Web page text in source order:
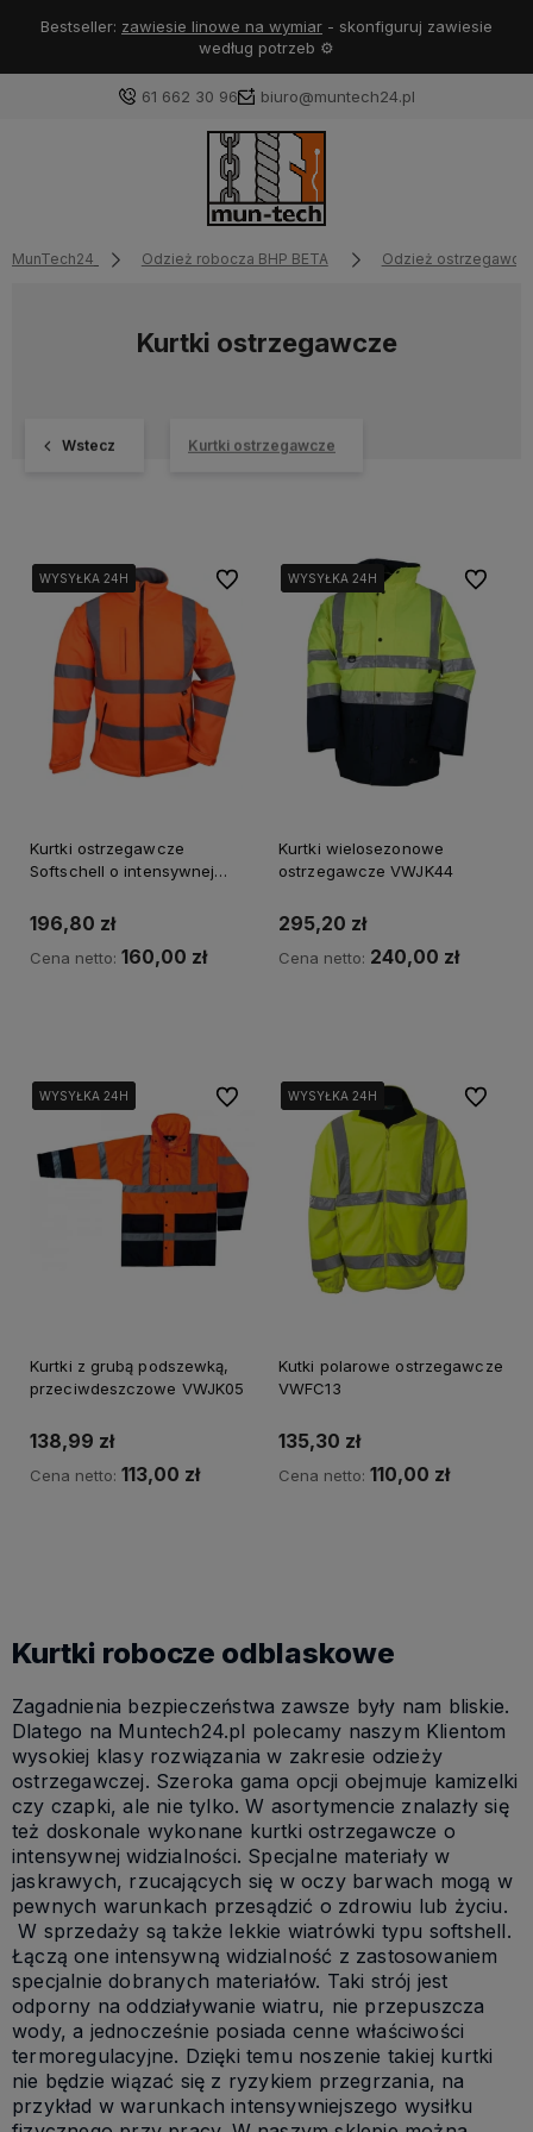
Bestseller: zawiesie linowe na wymiar - skonfiguruj zawiesie
według potrzeb ⚙️
61 662 30 96 biuro@muntech24.pl
MunTech24 Odzież robocza BHP BETA Odzież
Kurtki ostrzegawcze
Wstecz Kurtki ostrzegawcze
WYSYŁKA 24H
WYSYŁKA 24H
WYSYŁKA 24H
Kurtki ostrzegawcze
Softschell o intensywnej
196,80 zł
Cena netto: 160,00 zł
Do ulubionychWYSYŁKA 24H
WYSYŁKA 24H
WYSYŁKA 24H
Kurtki wielosezonowe
ostrzegawcze VWJK44
295,20 zł
Cena netto: 240,00 zł
Do
WYSYŁKA 24H
WYSYŁKA 24H
WYSYŁKA 24H
Kurtki z grubą podszewką,
przeciwdeszczowe VWJK05
138,99 zł
Cena netto: 113,00 zł
Do ulubionychWYSYŁKA 24H
WYSYŁKA 24H
WYSYŁKA 24H
Kutki polarowe ostrzegawcze
VWFC13
135,30 zł
Cena netto: 110,00 zł
Do
Kurtki robocze odblaskowe
Zagadnienia bezpieczeństwa zawsze były nam bliskie.
Dlatego na Muntech24.pl polecamy naszym Klientom
wysokiej klasy rozwiązania w zakresie odzieży
ostrzegawczej. Szeroka gama opcji obejmuje kamizelki
czy czapki, ale nie tylko. W asortymencie znalazły się
też doskonale wykonane kurtki ostrzegawcze o
intensywnej widzialności. Specjalne materiały w
jaskrawych, rzucających się w oczy barwach mogą w
pewnych warunkach przesądzić o zdrowiu lub życiu.
W sprzedaży są także lekkie wiatrówki typu softshell.
Łączą one intensywną widzialność z zastosowaniem
specjalnie dobranych materiałów. Taki strój jest
odporny na oddziaływanie wiatru, nie przepuszcza
wody, a jednocześnie posiada cenne właściwości
termoregulacyjne. Dzięki temu noszenie takiej kurtki
nie będzie wiązać się z ryzykiem przegrzania, na
przykład w warunkach intensywniejszego wysiłku